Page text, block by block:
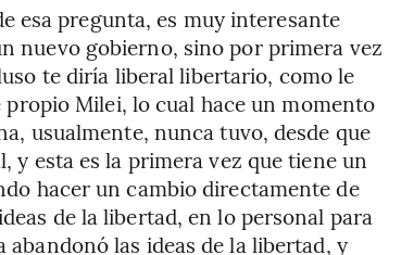
esa pregunta, es muy interesante
nuevo gobierno, sino por primera vez
te diría liberal libertario, como le
Milei, lo cual hace un momento
usualmente, nunca tuvo, desde que
esta es la primera vez que tiene un
hacer un cambio directamente de
de la libertad, en lo personal para
las ideas de la libertad, y